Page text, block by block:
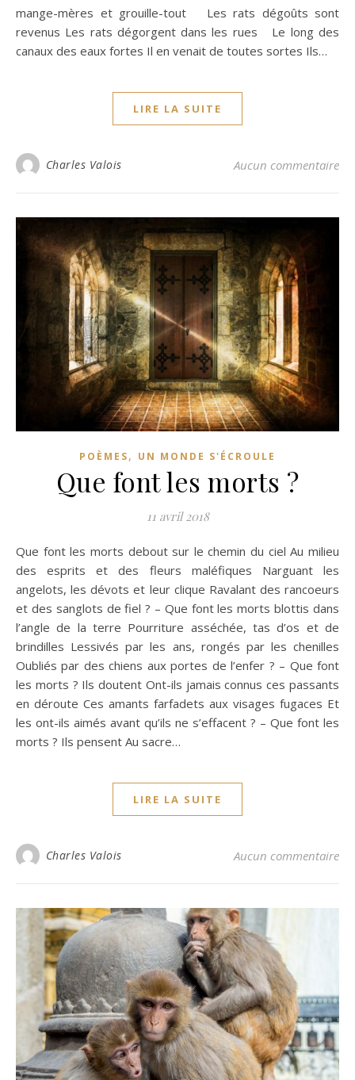
mange-mères et grouille-tout Les rats dégoûts sont
revenus Les rats dégorgent dans les rues Le long des
canaux des eaux fortes Il en venait de toutes sortes Ils…
LIRE LA SUITE
Charles Valois Aucun commentaire
POÈMES, UN MONDE S'ÉCROULE
Que font les morts ?
11 avril 2018
Que font les morts debout sur le chemin du ciel Au milieu
des esprits et des fleurs maléfiques Narguant les
angelots, les dévots et leur clique Ravalant des rancoeurs
et des sanglots de fiel ? – Que font les morts blottis dans
l’angle de la terre Pourriture asséchée, tas d’os et de
brindilles Lessivés par les ans, rongés par les chenilles
Oubliés par des chiens aux portes de l’enfer ? – Que font
les morts ? Ils doutent Ont-ils jamais connus ces passants
en déroute Ces amants farfadets aux visages fugaces Et
les ont-ils aimés avant qu’ils ne s’effacent ? – Que font les
morts ? Ils pensent Au sacre…
LIRE LA SUITE
Charles Valois Aucun commentaire